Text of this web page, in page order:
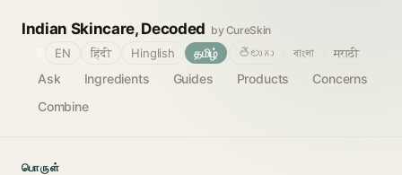
Indian Skincare, Decoded by CureSkin
Ask Ingredients Guides Products
Concerns
Combine
EN हिंदी Hinglish தமிழ் తెలుగు বাংলা मराठी
பொருள்